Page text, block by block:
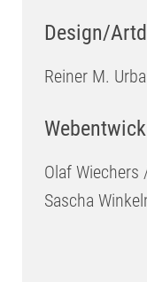
Design/
Reiner M.
Olaf Wiechers
Sascha